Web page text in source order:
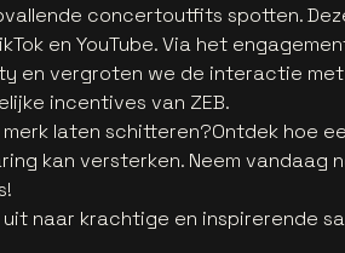
concertoutfits spotten.
en YouTube. Via het
en vergroten we de interactie
incentives van ZEB.
merk laten schitteren?Ontdek hoe
kan versterken. Neem vandaag
uit naar krachtige en inspirerende